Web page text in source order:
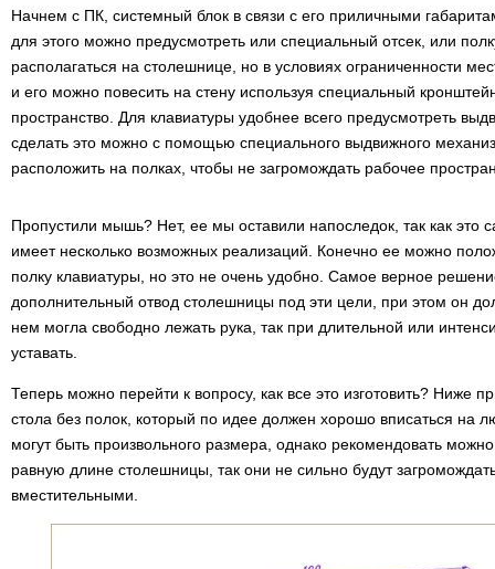
Начнем с ПК, системный блок в связи с его приличными
для этого можно предусмотреть или специальный отсек, или
располагаться на столешнице, но в условиях ограниченности
и его можно повесить на стену используя специальный
пространство. Для клавиатуры удобнее всего предусмотреть
сделать это можно с помощью специального выдвижного
расположить на полках, чтобы не загромождать рабочее
Пропустили мышь? Нет, ее мы оставили напоследок, так как это
имеет несколько возможных реализаций. Конечно ее можно
полку клавиатуры, но это не очень удобно. Самое верное
дополнительный отвод столешницы под эти цели, при этом он
нем могла свободно лежать рука, так при длительной или
уставать.
Теперь можно перейти к вопросу, как все это изготовить? Ниже
стола без полок, который по идее должен хорошо вписаться на
могут быть произвольного размера, однако рекомендовать
равную длине столешницы, так они не сильно будут
вместительными.